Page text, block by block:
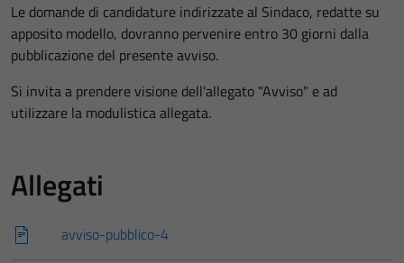
Le domande di candidature indirizzate al Sindaco, redatte su
apposito modello, dovranno pervenire entro 30 giorni dalla
pubblicazione del presente avviso.
Si invita a prendere visione dell'allegato "Avviso" e ad
utilizzare la modulistica allegata.
Allegati
avviso-pubblico-4